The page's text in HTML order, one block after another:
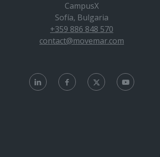
CampusX
Sofía, Bulgaria
+359 886 848 570
contact@movemar.com